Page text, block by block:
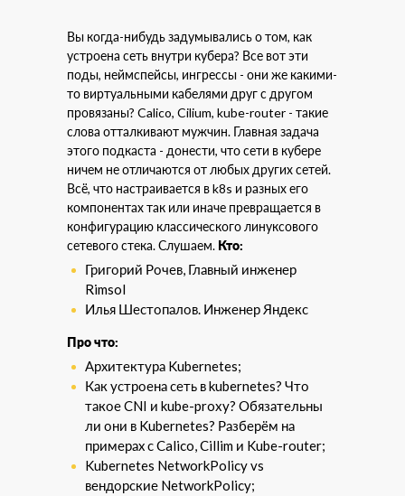
Вы когда-нибудь задумывались о том, как
устроена сеть внутри кубера? Все вот эти
поды, неймспейсы, ингрессы - они же какими-
то виртуальными кабелями друг с другом
провязаны? Calico, Cilium, kube-router - такие
слова отталкивают мужчин. Главная задача
этого подкаста - донести, что сети в кубере
ничем не отличаются от любых других сетей.
Всё, что настраивается в k8s и разных его
компонентах так или иначе превращается в
конфигурацию классического линуксового
сетевого стека. Слушаем. Кто:
Григорий Рочев, Главный инженер
Rimsol
Илья Шестопалов. Инженер Яндекс
Про что:
Архитектура Kubernetes;
Как устроена сеть в kubernetes? Что
такое CNI и kube-proxy? Обязательны
ли они в Kubernetes? Разберём на
примерах с Сalico, Сillim и Kube-router;
Kubernetes NetworkPolicy vs
вендорские NetworkPolicy;